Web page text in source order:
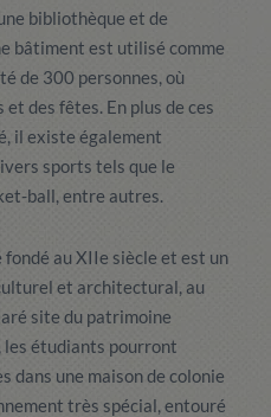
bibliothèque et de
bâtiment est utilisé comme
de 300 personnes, où
des fêtes. En plus de ces
il existe également
sports tels que le
ball, entre autres.
au XIIe siècle et est un
et architectural, au
site du patrimoine
les étudiants pourront
dans une maison de colonie
très spécial, entouré